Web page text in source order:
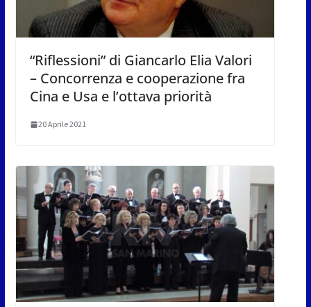
“Riflessioni” di Giancarlo Elia Valori
– Concorrenza e cooperazione fra
Cina e Usa e l’ottava priorità
20 Aprile 2021